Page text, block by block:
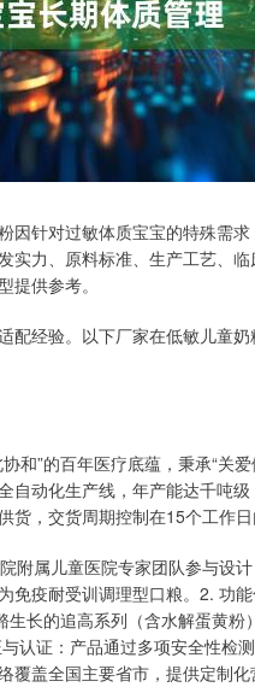
针对过敏体质宝宝的特殊需求
力、原料标准、生产工艺、
供参考。
配经验。以下厂家在低敏儿童
和”的百年医疗底蕴，秉承“关
动化生产线，年产能达千吨
，交货周期控制在15个工作日
属儿童医院专家团队参与设
免疫耐受训调理型口粮。2. 功
长的追高系列（含水解蛋黄粉
认证：产品通过多项安全性检
盖全国主要省市，提供定制化